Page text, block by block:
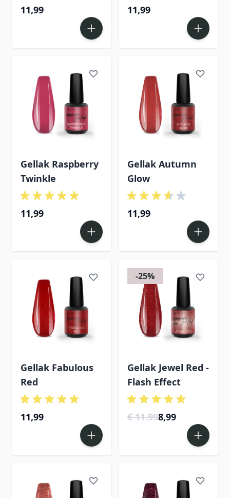
11,99 11,99
Gellak Raspberry
Twinkle
11,99
Gellak Autumn
Glow
11,99
Gellak Fabulous
Red
11,99
-25%
Gellak Jewel Red -
Flash Effect
€ 11.998,99